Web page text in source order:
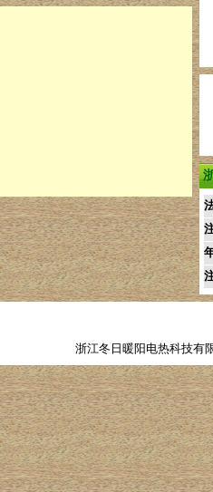
浙江冬日暖阳电热科技有